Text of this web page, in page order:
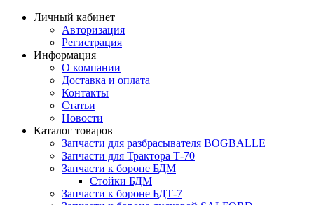
Личный кабинет
Авторизация
Регистрация
Информация
О компании
Доставка и оплата
Контакты
Статьи
Новости
Каталог товаров
Запчасти для разбрасывателя BOGBALLE
Запчасти для Трактора Т-70
Запчасти к бороне БДМ
Стойки БДМ
Запчасти к бороне БДТ-7